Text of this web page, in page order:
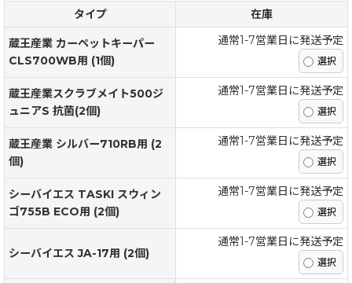
タイプ 在庫
蔵王産業 カーペットキーパー
CLS700WB用 (1個)
通常1-7営業日に発送予定
蔵王産業スクラブメイト500ジ
ュニアS 抗菌(2個)
通常1-7営業日に発送予定
蔵王産業 シルバー710RB用 (2
個)
通常1-7営業日に発送予定
シーバイエス TASKI スウィン
ゴ755B ECO用 (2個)
通常1-7営業日に発送予定
シーバイエス JA-17用 (2個)
通常1-7営業日に発送予定